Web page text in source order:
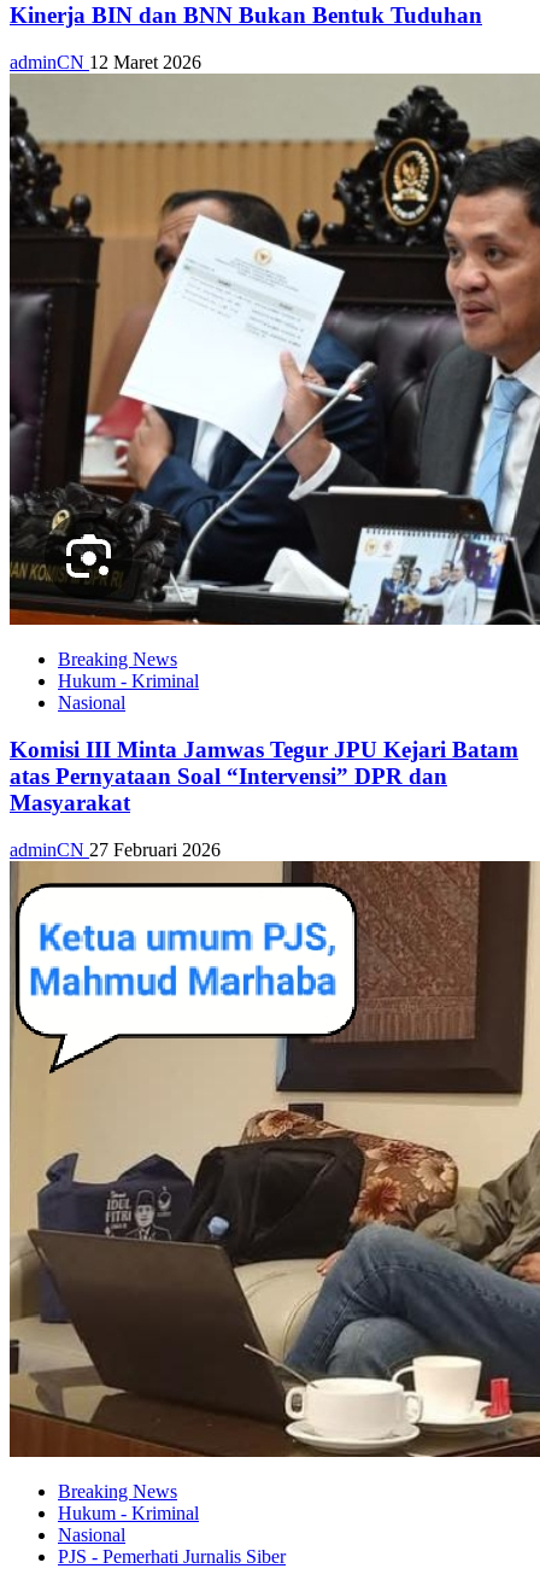
Kinerja BIN dan BNN Bukan Bentuk Tuduhan
adminCN 12 Maret 2026
Breaking News
Hukum - Kriminal
Nasional
Komisi III Minta Jamwas Tegur JPU Kejari Batam
atas Pernyataan Soal “Intervensi” DPR dan
Masyarakat
adminCN 27 Februari 2026
Breaking News
Hukum - Kriminal
Nasional
PJS - Pemerhati Jurnalis Siber